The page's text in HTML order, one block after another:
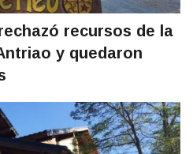
recursos de la
y quedaron